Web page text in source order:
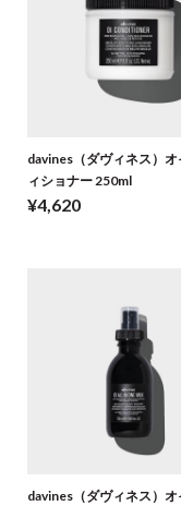
davines（ダヴィネス）オ
ィショナー 250ml
¥4,620
davines（ダヴィネス）オ